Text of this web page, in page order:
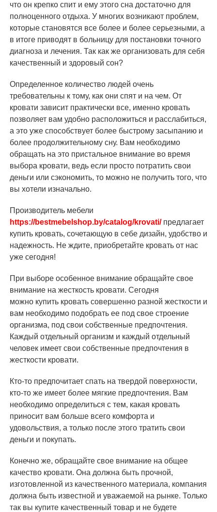
что он крепко спит и ему этого сна достаточно для
полноценного отдыха. У многих возникают проблем,
которые становятся все более и более серьезными, а
в итоге приводят в больницу для постановки точного
диагноза и лечения. Так как же организовать для себя
качественный и здоровый сон?
Определенное количество людей очень
требовательны к тому, как они спят и на чем. От
кровати зависит практически все, именно кровать
позволяет вам удобно расположиться и расслабиться,
а это уже способствует более быстрому засыпанию и
более продолжительному сну. Вам необходимо
обращать на это пристальное внимание во время
выбора кровати, ведь если просто потратить свои
деньги или сэкономить, то можно не получить того, что
вы хотели изначально.
Производитель мебели
https://bestmebelshop.by/catalog/krovati/предлагает
купить кровать, сочетающую в себе дизайн, удобство и
надежность. Не ждите, приобретайте кровать от нас
уже сегодня!
При выборе особенное внимание обращайте свое
внимание на жесткость кровати. Сегодня
можно купить кровать совершенно разной жесткости и
вам необходимо подобрать ее под свое строение
организма, под свои собственные предпочтения.
Каждый отдельный организм и каждый отдельный
человек имеет свои собственные предпочтения в
жесткости кровати.
Кто-то предпочитает спать на твердой поверхности,
кто-то же имеет более мягкие предпочтения. Вам
необходимо определиться с тем, какая кровать
приносит вам больше всего комфорта и
удовольствия, а только после этого тратить свои
деньги и покупать.
Конечно же, обращайте свое внимание на общее
качество кровати. Она должна быть прочной,
изготовленной из качественного материала, компания
должна быть известной и уважаемой на рынке. Только
так вы купите качественный товар и не будете